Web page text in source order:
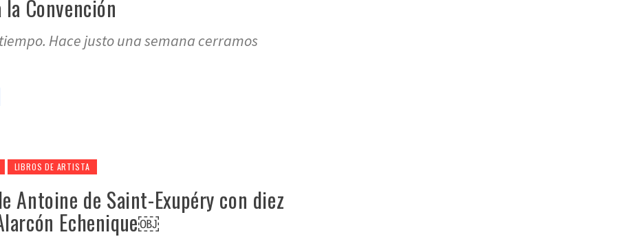
Convención
Hace justo una semana cerramos
LIBROS DE ARTISTA
Antoine de Saint-Exupéry con diez
Echenique￼